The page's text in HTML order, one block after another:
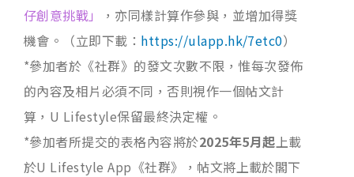
仔創意挑戰」
，亦同樣計算作參與，並增加得獎
機會。（立即下載： https://ulapp.hk/7etc0）
*參加者於《社群》的發文次數不限，惟每次發佈
的內容及相片必須不同，否則視作一個帖文計
算，U Lifestyle保留最終決定權。
*參加者所提交的表格內容將於2025年5月起上載
於U Lifestyle App《社群》，帖文將上載於閣下